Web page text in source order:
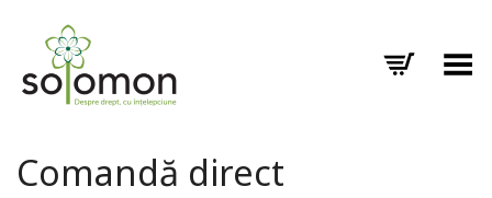
Toggle Menu
Comandă direct